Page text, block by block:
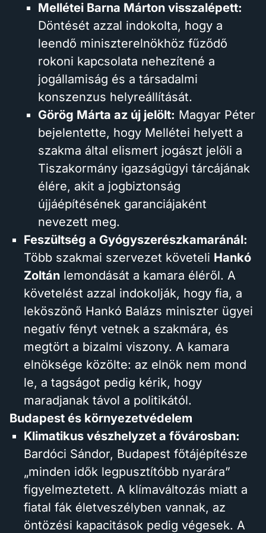
Mellétei Barna Márton visszalépett:
Döntését azzal indokolta, hogy a
leendő miniszterelnökhöz fűződő
rokoni kapcsolata nehezítené a
jogállamiság és a társadalmi
konszenzus helyreállítását.
Görög Márta az új jelölt: Magyar Péter
bejelentette, hogy Mellétei helyett a
szakma által elismert jogászt jelöli a
Tiszakormány igazságügyi tárcájának
élére, akit a jogbiztonság
újjáépítésének garanciájaként
nevezett meg.
Feszültség a Gyógyszerészkamaránál:
Több szakmai szervezet követeli Hankó
Zoltán lemondását a kamara éléről. A
követelést azzal indokolják, hogy fia, a
leköszönő Hankó Balázs miniszter ügyei
negatív fényt vetnek a szakmára, és
megtört a bizalmi viszony. A kamara
elnöksége közölte: az elnök nem mond
le, a tagságot pedig kérik, hogy
maradjanak távol a politikától.
Budapest és környezetvédelem
Klimatikus vészhelyzet a fővárosban:
Bardóci Sándor, Budapest főtájépítésze
„minden idők legpusztítóbb nyarára”
figyelmeztetett. A klímaváltozás miatt a
fiatal fák életveszélyben vannak, az
öntözési kapacitások pedig végesek. A